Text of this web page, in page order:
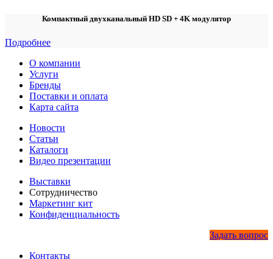
Компактный двухканальный HD SD + 4K модулятор
Подробнее
О компании
Услуги
Бренды
Поставки и оплата
Карта сайта
Новости
Статьи
Каталоги
Видео презентации
Выставки
Сотрудничество
Маркетинг кит
Конфиденциальность
Задать вопрос
Контакты